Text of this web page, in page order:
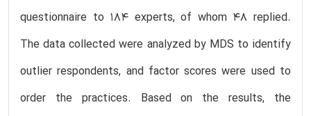
questionnaire to 184 experts, of whom 48 replied.
The data collected were analyzed by MDS to identify
outlier respondents, and factor scores were used to
order the practices. Based on the results, the